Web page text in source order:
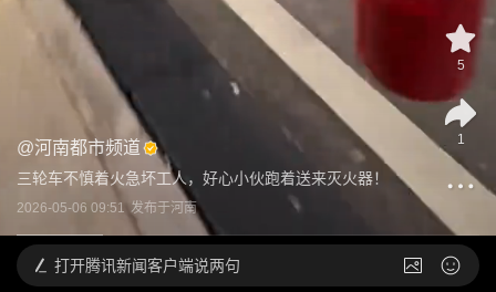
@河南都市频道
三轮车不慎着火急坏工人，好心小伙跑着送来灭火器！
2026-05-06 09:51 发布于河南
5
1
打开腾讯新闻客户端说两句